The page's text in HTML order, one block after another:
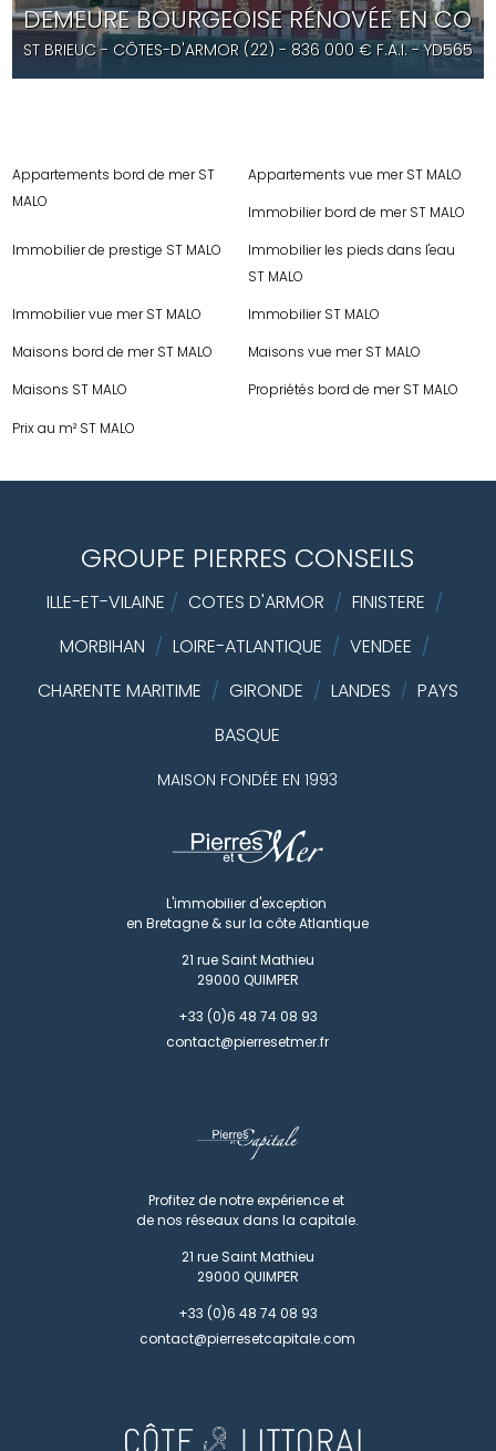
DEMEURE BOURGEOISE RÉNOVÉE EN
ST BRIEUC- CÔTES-D'ARMOR (22) - 836 000 € F.A.I.- YD5650
Appartements bord de mer ST
MALO
Appartements vue mer ST MALO
Immobilier bord de mer ST MALO
Immobilier de prestige ST MALO
Immobilier les pieds dans l'eau
ST MALO
Immobilier vue mer ST MALO
Immobilier ST MALO
Maisons bord de mer ST MALO
Maisons vue mer ST MALO
Maisons ST MALO
Propriétés bord de mer ST MALO
Prix au m² ST MALO
GROUPE PIERRES CONSEILS
ILLE-ET-VILAINE / COTES D'ARMOR / FINISTERE /
MORBIHAN / LOIRE-ATLANTIQUE / VENDEE /
CHARENTE MARITIME / GIRONDE / LANDES / PAYS
BASQUE
MAISON FONDÉE EN 1993
L'immobilier d'exception
en Bretagne & sur la côte Atlantique
21 rue Saint Mathieu
29000 QUIMPER
+33 (0)6 48 74 08 93
contact@pierresetmer.fr
Profitez de notre expérience et
de nos réseaux dans la capitale.
21 rue Saint Mathieu
29000 QUIMPER
+33 (0)6 48 74 08 93
contact@pierresetcapitale.com